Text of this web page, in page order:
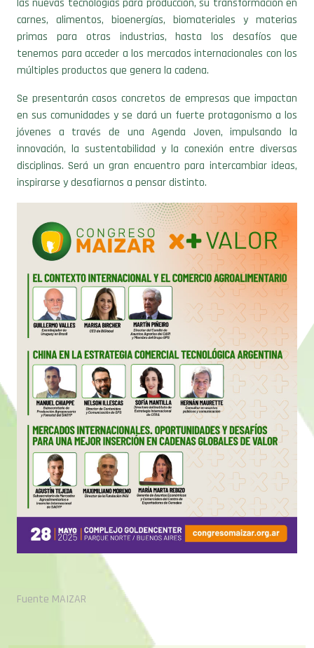
las nuevas tecnologías para producción, su transformación en
carnes, alimentos, bioenergías, biomateriales y materias
primas para otras industrias, hasta los desafíos que
tenemos para acceder a los mercados internacionales con los
múltiples productos que genera la cadena.
Se presentarán casos concretos de empresas que impactan
en sus comunidades y se dará un fuerte protagonismo a los
jóvenes a través de una Agenda Joven, impulsando la
innovación, la sustentabilidad y la conexión entre diversas
disciplinas. Será un gran encuentro para intercambiar ideas,
inspirarse y desafiarnos a pensar distinto.
Fuente MAIZAR